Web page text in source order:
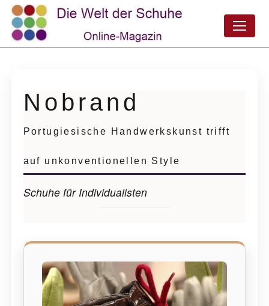
Nobrand
Portugiesische Handwerkskunst trifft
auf unkonventionellen Style
Schuhe für Individualisten